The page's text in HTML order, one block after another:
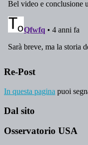
Re-Post
In questa pagina puoi
Dal sito
Osservatorio USA